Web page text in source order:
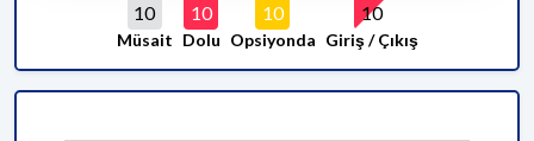
10
Müsait
10
Dolu
10
Opsiyonda
10
Giriş / Çıkış